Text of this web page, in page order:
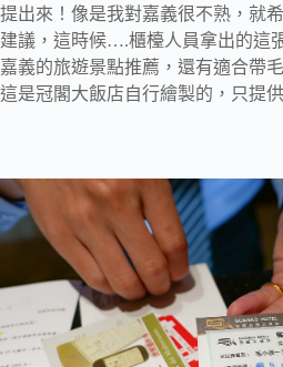
提出來！像是我對嘉義很不熟，就
建議，這時候….櫃檯人員拿出的這
嘉義的旅遊景點推薦，還有適合帶
這是冠閣大飯店自行繪製的，只提